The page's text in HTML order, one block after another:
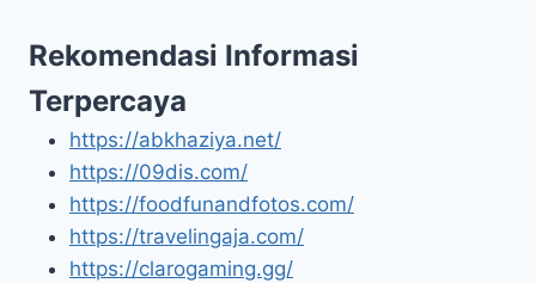
Rekomendasi Informasi
Terpercaya
https://abkhaziya.net/
https://09dis.com/
https://foodfunandfotos.com/
https://travelingaja.com/
https://clarogaming.gg/